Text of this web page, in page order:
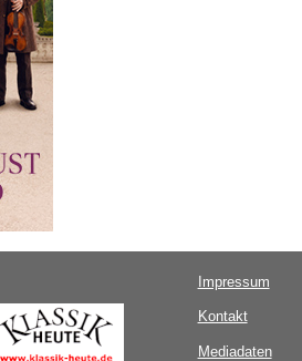
Impressum
Kontakt
Mediadaten